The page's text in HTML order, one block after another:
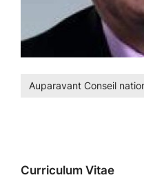
Auparavant Conseil
Curriculum Vitae